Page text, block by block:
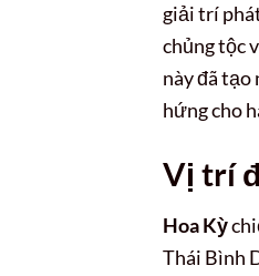
giải trí
chủng tộc
này đã tạo
hứng cho
Vị trí
Hoa Kỳ
Thái Bình